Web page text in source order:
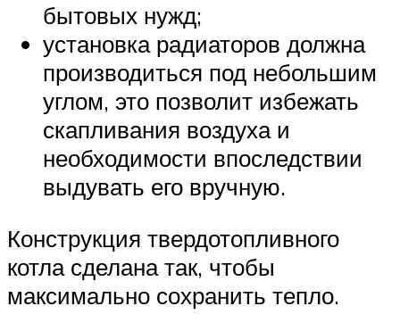
бытовых нужд;
установка радиаторов должна
производиться под небольшим
углом, это позволит избежать
скапливания воздуха и
необходимости впоследствии
выдувать его вручную.
Конструкция твердотопливного
котла сделана так, чтобы
максимально сохранить тепло.